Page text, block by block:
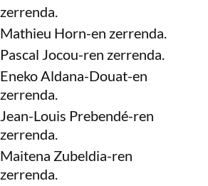
zerrenda.
Mathieu Horn-en zerrenda.
Pascal Jocou-ren zerrenda.
Eneko Aldana-Douat-en
zerrenda.
Jean-Louis Prebendé-ren
zerrenda.
Maitena Zubeldia-ren
zerrenda.